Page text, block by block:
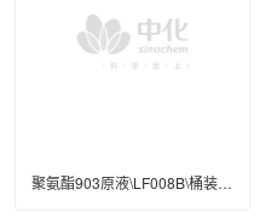
聚氨酯903原液\LF008B\桶装(kg)\250\优等